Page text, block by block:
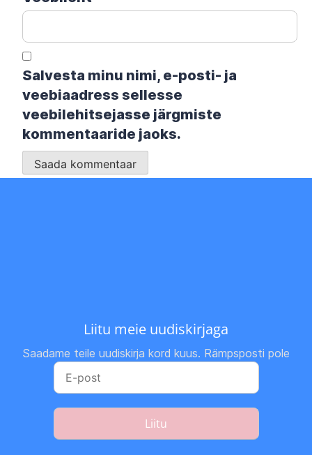
Salvesta minu nimi, e-posti- ja
veebiaadress sellesse
veebilehitsejasse järgmiste
kommentaaride jaoks.
Liitu meie uudiskirjaga
Saadame teile uudiskirja kord kuus. Rämpsposti pole
Liitu